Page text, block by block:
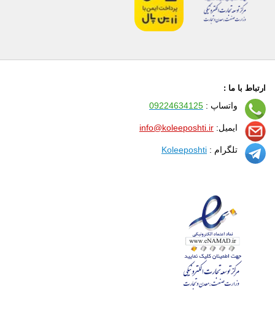
ارتباط با ما :
واتساپ : 09224634125
ایمیل: info@koleeposhti.ir
تلگرام : Koleeposhti